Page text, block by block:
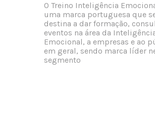
O Treino Inteligência
uma marca portuguesa que
destina a dar formação,
eventos na área da
Emocional, a empresas e ao
em geral, sendo marca líder
segmento